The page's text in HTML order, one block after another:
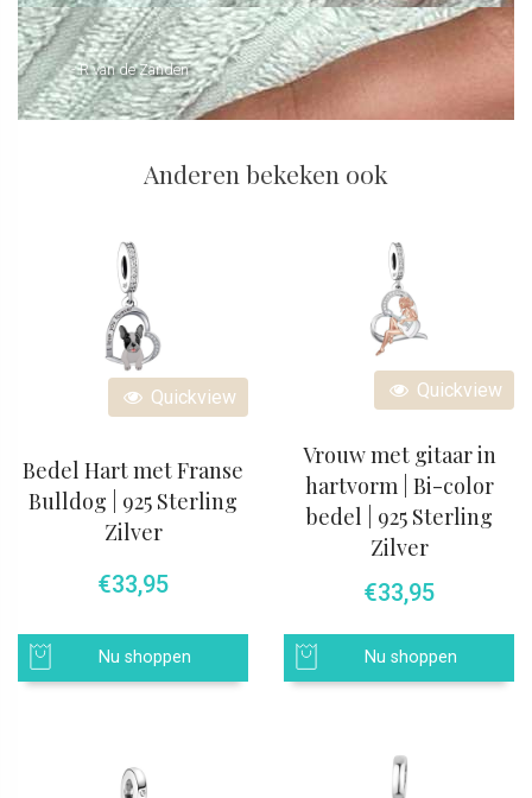
- R van de Zanden
Anderen bekeken ook
Quickview
Bedel Hart met Franse
Bulldog | 925 Sterling
Zilver
€33,95
Nu shoppen
Quickview
Vrouw met gitaar in
hartvorm | Bi-color
bedel | 925 Sterling
Zilver
€33,95
Nu shoppen